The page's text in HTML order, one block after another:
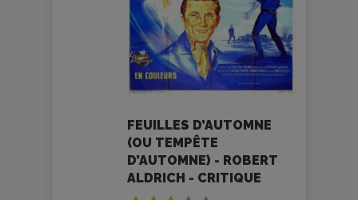
FEUILLES D’AUTOMNE
(OU TEMPÊTE
D’AUTOMNE) - ROBERT
ALDRICH - CRITIQUE